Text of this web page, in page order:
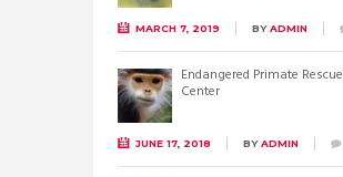
MARCH 7, 2019 BYADMIN
Endangered Primate Rescue
Center
JUNE 17, 2018 BYADMIN